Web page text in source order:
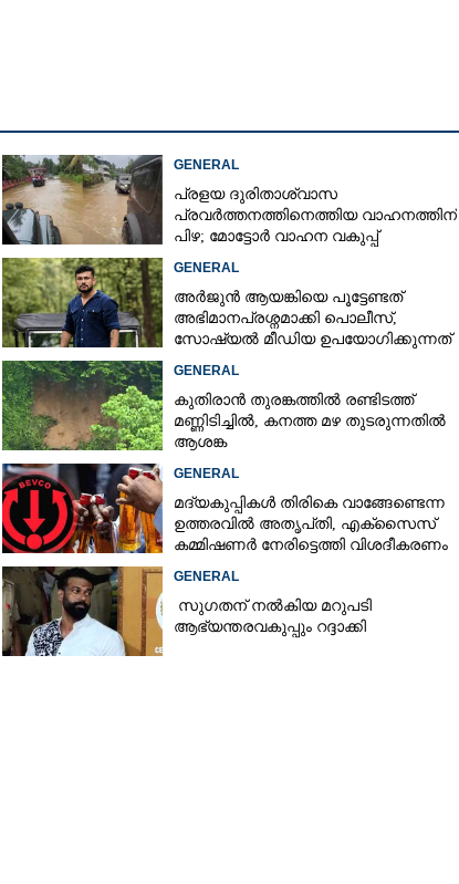
GENERAL
പ്രളയ ദുരിതാശ്വാസ
പ്രവർത്തനത്തിനെത്തിയ വാഹനത്തിന്
പിഴ; മോട്ടോർ വാഹന വകുപ്പ്
GENERAL
അർജുൻ ആയങ്കിയെ പൂട്ടേണ്ടത്
അഭിമാനപ്രശ്നമാക്കി പൊലീസ്,
സാേഷ്യൽ മീഡിയ ഉപയോഗിക്കുന്നത്
GENERAL
കുതിരാൻ തുരങ്കത്തിൽ രണ്ടിടത്ത്
മണ്ണിടിച്ചിൽ, കനത്ത മഴ തുടരുന്നതിൽ
ആശങ്ക
GENERAL
മദ്യകുപ്പികൾ തിരികെ വാങ്ങേണ്ടെന്ന
ഉത്തരവിൽ അതൃപ്‌തി, എക്‌സൈസ്
കമ്മിഷണർ നേരിട്ടെത്തി വിശദീകരണം
GENERAL
സുഗതന് നൽകിയ മറുപടി
ആഭ്യന്തരവകുപ്പും റദ്ദാക്കി